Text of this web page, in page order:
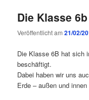
Die Klasse
Veröffentlicht am21/02/
Die Klasse 6B hat sich
beschäftigt.
Dabei haben wir uns
Erde – außen und